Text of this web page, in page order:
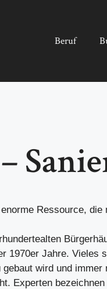
Beruf
Ressource, die
1970er Jahre. Vieles
wird und immer
Experten